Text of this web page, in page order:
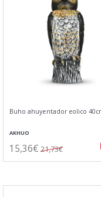
Buho ahuyentador eolico
AKHUO
15,36€ 21,73€